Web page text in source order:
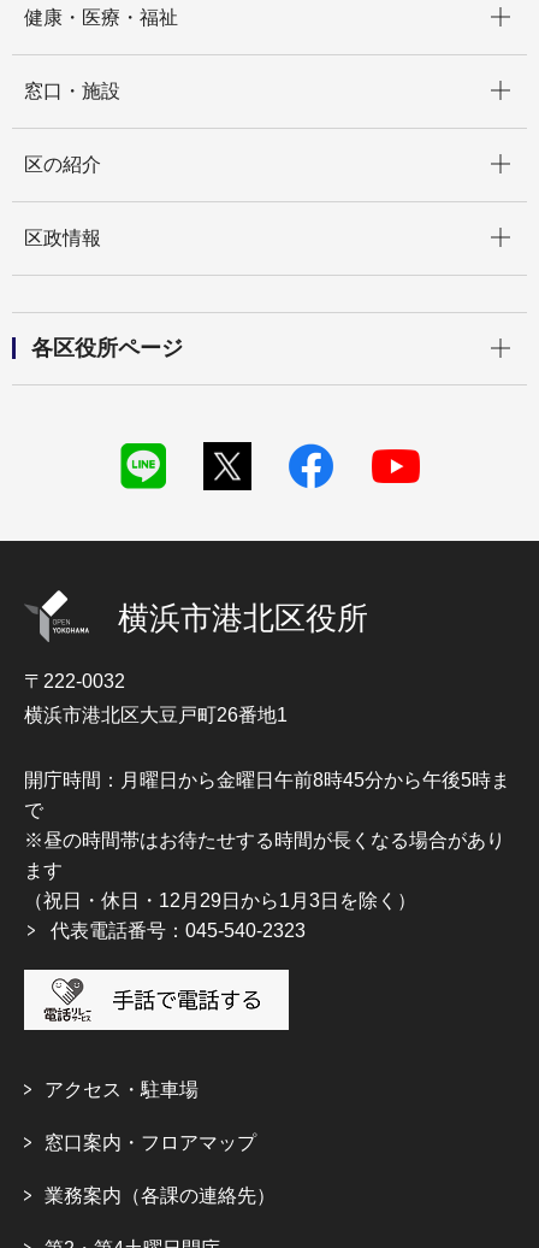
健康・医療・福祉
窓口・施設
区の紹介
区政情報
各区役所ページ
横浜市港北区役所
〒222-0032
横浜市港北区大豆戸町26番地1
開庁時間：月曜日から金曜日午前8時45分から午後5時ま
で
※昼の時間帯はお待たせする時間が長くなる場合があり
ます
（祝日・休日・12月29日から1月3日を除く）
代表電話番号：045-540-2323
アクセス・駐車場
窓口案内・フロアマップ
業務案内（各課の連絡先）